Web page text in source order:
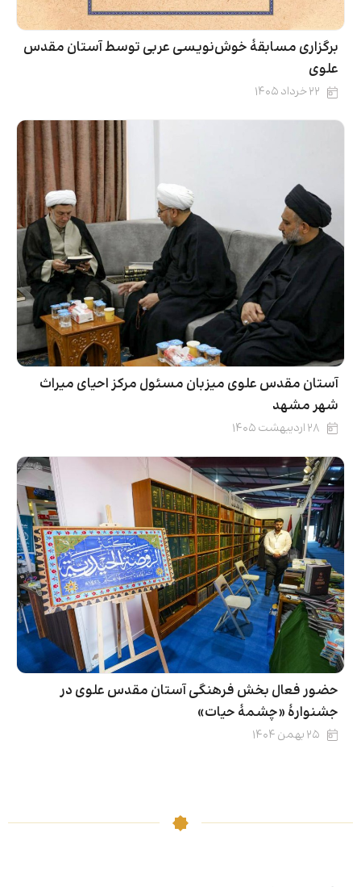
برگزاری مسابقۀ خوش‌نویسی عربی توسط آستان مقدس
علوی
۲۲ خرداد ۱۴۰۵
آستان مقدس علوی میزبان مسئول مرکز احیای میراث
شهر مشهد
۲۸ اردیبهشت ۱۴۰۵
حضور فعال بخش فرهنگی آستان مقدس علوی در
جشنوارۀ «چشمهٔ حیات»
۲۵ بهمن ۱۴۰۴